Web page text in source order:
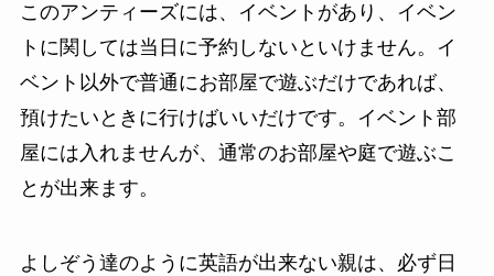
このアンティーズには、イベントがあり、イベン
トに関しては当日に予約しないといけません。イ
ベント以外で普通にお部屋で遊ぶだけであれば、
預けたいときに行けばいいだけです。イベント部
屋には入れませんが、通常のお部屋や庭で遊ぶこ
とが出来ます。
よしぞう達のように英語が出来ない親は、必ず日